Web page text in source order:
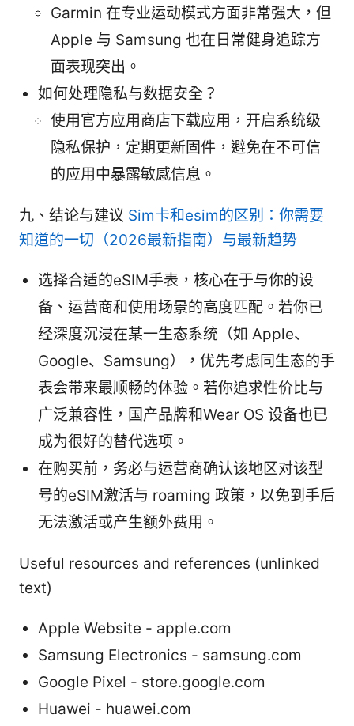
Garmin 在专业运动模式方面非常强大，但
Apple 与 Samsung 也在日常健身追踪方
面表现突出。
如何处理隐私与数据安全？
使用官方应用商店下载应用，开启系统级
隐私保护，定期更新固件，避免在不可信
的应用中暴露敏感信息。
九、结论与建议 Sim卡和esim的区别：你需要
知道的一切（2026最新指南）与最新趋势
选择合适的eSIM手表，核心在于与你的设
备、运营商和使用场景的高度匹配。若你已
经深度沉浸在某一生态系统（如 Apple、
Google、Samsung），优先考虑同生态的手
表会带来最顺畅的体验。若你追求性价比与
广泛兼容性，国产品牌和Wear OS 设备也已
成为很好的替代选项。
在购买前，务必与运营商确认该地区对该型
号的eSIM激活与 roaming 政策，以免到手后
无法激活或产生额外费用。
Useful resources and references (unlinked
text)
Apple Website - apple.com
Samsung Electronics - samsung.com
Google Pixel - store.google.com
Huawei - huawei.com